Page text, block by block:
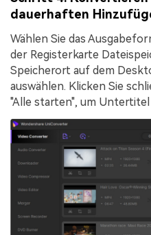
dauerhaften
Wählen Sie das
der Registerkarte
Speicherort auf dem
auswählen. Klicken Sie
"Alle starten", um